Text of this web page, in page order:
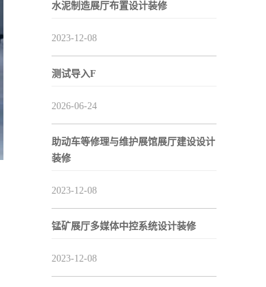
水泥制造展厅布置设计装修
2023-12-08
测试导入F
2026-06-24
助动车等修理与维护展馆展厅建设设计
装修
2023-12-08
锰矿展厅多媒体中控系统设计装修
2023-12-08